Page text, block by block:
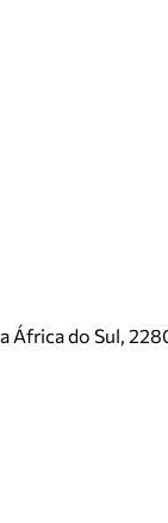
África do Sul,